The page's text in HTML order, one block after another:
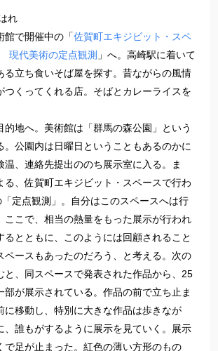
れ
館で開催中の「佐賀町エキジビット・スペ
現代美術の定点観測 」へ。高崎駅に着いて
る立ち食いそば屋を探す。昔ながらの風情
つくってくれる店。そばとカレーライスを
的地へ。美術館は「群馬の森公園」という
。公園内は日曜日ということもあるのかに
温、連絡先提出ののち展示室に入る。ま
る、佐賀町エキジビット・スペースで行わ
定点観測」。自分はこのスペースへは行
ここで、相当の熱量をもった展示が行われ
るとともに、このようには回顧されること
ペースもあったのだろう、と考える。次の
と、同スペースで発表された作品から、25
部が展示されている。作品の前で立ち止ま
に移動し、特別に大きな作品は歩きなが
、誰もがするように展示を見ていく。展示
で足が止まった。紅色の薄い方形のもの